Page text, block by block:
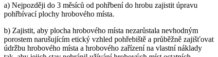
a) Nejpozději do 3 měsíců od pohřbení do hrobu zajistit úpravu
pohřbívací plochy hrobového místa.
b) Zajistit, aby plocha hrobového místa nezarůstala nevhodným
porostem narušujícím etický vzhled pohřebiště a průběžně zajišťovat
údržbu hrobového místa a hrobového zařízení na vlastní náklady